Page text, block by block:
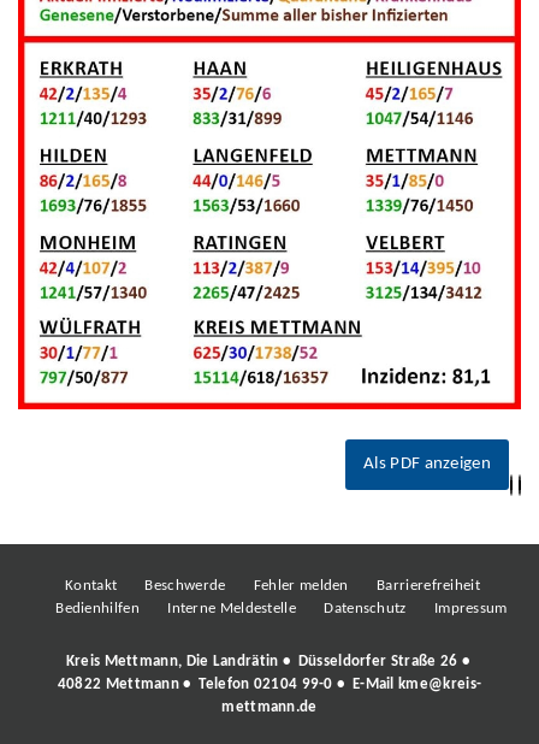
Als PDF anzeigen
Kontakt Beschwerde Fehler melden
Barrierefreiheit
Bedienhilfen
Interne Meldestelle Datenschutz Impressum
Kreis Mettmann, Die Landrätin • Düsseldorfer Straße 26 •
40822 Mettmann • Telefon 02104 99-0 • E-Mail
kme@kreis-
mettmann.de